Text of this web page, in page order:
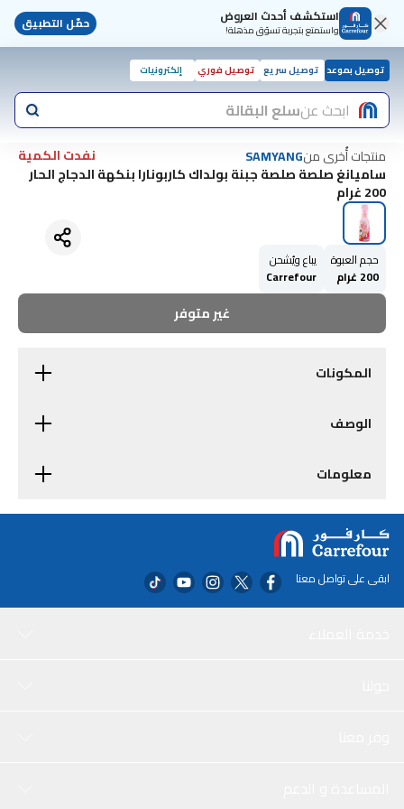
استكشف أحدث العروض
واستمتع بتجربة تسوّق مذهلة! حمّل التطبيق
توصيل بموعد توصيل سريع توصيل فوري إلكترونيات
ابحث عنسلع البقالة
منتجات أُخرى منSAMYANG
نفدت الكمية
ساميانغ صلصة صلصة جبنة بولداك كاربونارا بنكهة الدجاج الحار
200 غرام
حجم العبوة
200 غرام
يباع ويُشحن
Carrefour
غير متوفر
المكونات
الوصف
معلومات
ابقى على تواصل معنا